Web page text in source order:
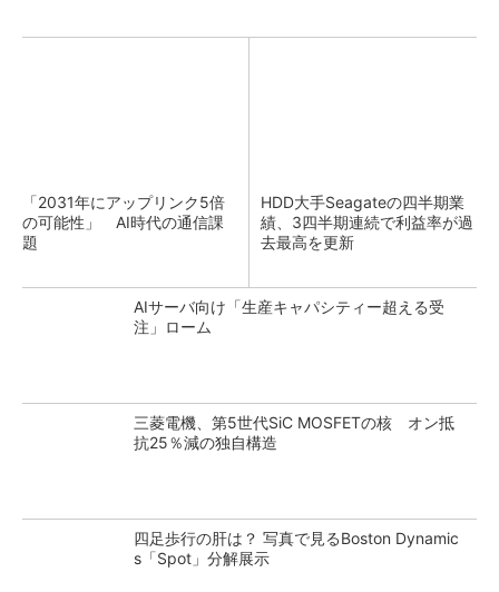
「2031年にアップリンク5倍
の可能性」 AI時代の通信課
題
HDD大手Seagateの四半期業
績、3四半期連続で利益率が過
去最高を更新
AIサーバ向け「生産キャパシティー超える受
注」ローム
三菱電機、第5世代SiC MOSFETの核 オン抵
抗25％減の独自構造
四足歩行の肝は？ 写真で見るBoston Dynamic
s「Spot」分解展示